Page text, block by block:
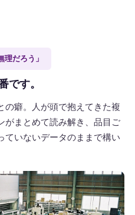
理だろう」
です。
の癖。人が頭で抱えてきた複
がまとめて読み解き、品目ご
ていないデータのままで構い